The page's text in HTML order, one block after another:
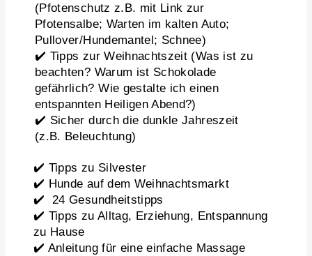
(Pfotenschutz z.B. mit Link zur
Pfotensalbe; Warten im kalten Auto;
Pullover/Hundemantel; Schnee)
✔️ Tipps zur Weihnachtszeit (Was ist zu
beachten? Warum ist Schokolade
gefährlich? Wie gestalte ich einen
entspannten Heiligen Abend?)
✔️ Sicher durch die dunkle Jahreszeit
(z.B. Beleuchtung)
✔️ Tipps zu Silvester
✔️ Hunde auf dem Weihnachtsmarkt
✔️ 24 Gesundheitstipps
✔️ Tipps zu Alltag, Erziehung, Entspannung
zu Hause
✔️ Anleitung für eine einfache Massage